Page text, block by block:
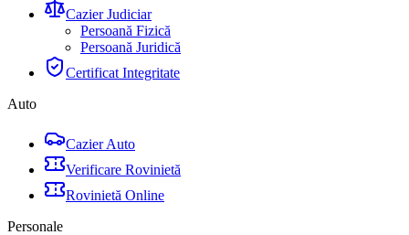
Cazier Judiciar
Persoană Fizică
Persoană Juridică
Certificat Integritate
Auto
Cazier Auto
Verificare Rovinietă
Rovinietă Online
Personale